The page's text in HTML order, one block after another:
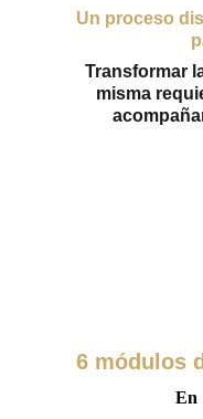
6 módulos
En
Un proceso
Transformar
misma